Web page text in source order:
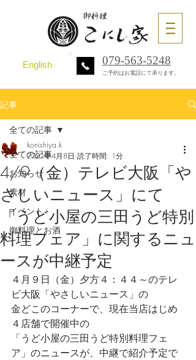
English 079-563-5248
ご予約はお電話にて承ります。
記事
全ての記事
お知らせ
素材
イベント
御料理とお酒
全ての記事
4/9（金）テレビ大阪「や
さしいニュース」にて
「うど小屋の三田うど特別
料理フェア」に関するニュ
ースが中継予定
konishiya.k
2021年4月8日 読了時間: 1分
４月９日（金）夕方４：４４～のテレ
ビ大阪「やさしいニュース」の
金どこのコーナーで、現在当店はじめ
４店舗で開催中の
「うど小屋の三田うど特別料理フェ
ア」のニュースが、中継で紹介予定で